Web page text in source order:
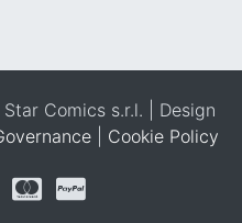
Comics s.r.l. | Design
Cookie Policy